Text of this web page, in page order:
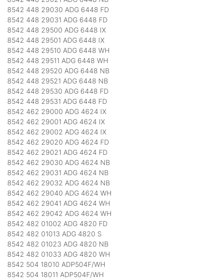
8542 448 29030 ADG 6448 FD
8542 448 29031 ADG 6448 FD
8542 448 29500 ADG 6448 IX
8542 448 29501 ADG 6448 IX
8542 448 29510 ADG 6448 WH
8542 448 29511 ADG 6448 WH
8542 448 29520 ADG 6448 NB
8542 448 29521 ADG 6448 NB
8542 448 29530 ADG 6448 FD
8542 448 29531 ADG 6448 FD
8542 462 29000 ADG 4624 IX
8542 462 29001 ADG 4624 IX
8542 462 29002 ADG 4624 IX
8542 462 29020 ADG 4624 FD
8542 462 29021 ADG 4624 FD
8542 462 29030 ADG 4624 NB
8542 462 29031 ADG 4624 NB
8542 462 29032 ADG 4624 NB
8542 462 29040 ADG 4624 WH
8542 462 29041 ADG 4624 WH
8542 462 29042 ADG 4624 WH
8542 482 01002 ADG 4820 FD
8542 482 01013 ADG 4820 S
8542 482 01023 ADG 4820 NB
8542 482 01033 ADG 4820 WH
8542 504 18010 ADP504F/WH
8542 504 18011 ADP504F/WH